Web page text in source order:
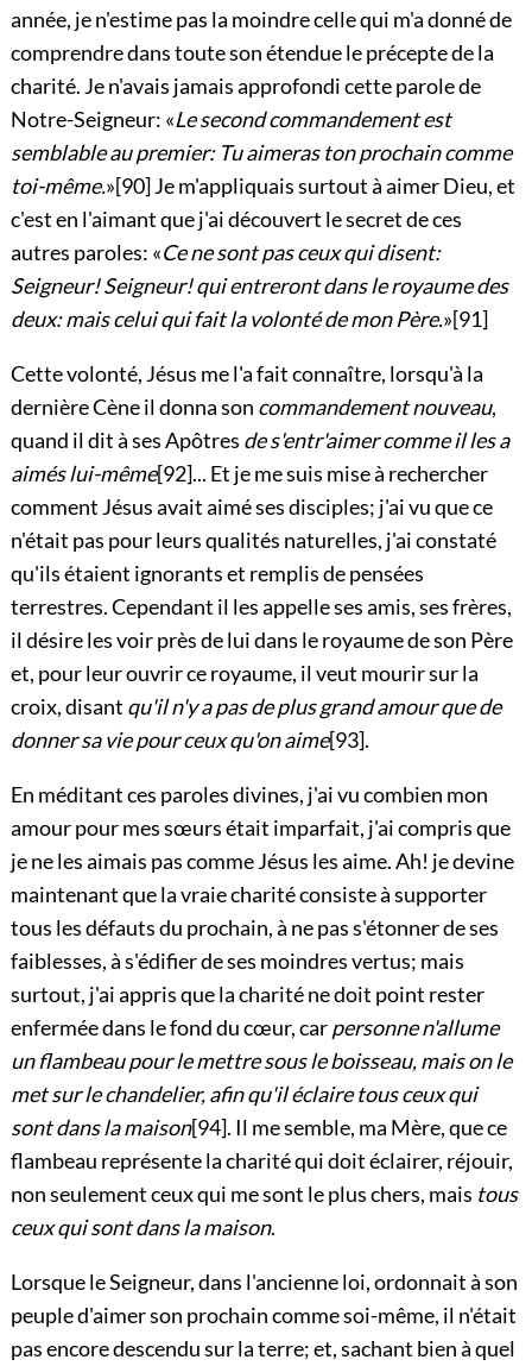
année, je n'estime pas la moindre celle qui m'a donné de
comprendre dans toute son étendue le précepte de la
charité. Je n'avais jamais approfondi cette parole de
Notre-Seigneur: «Le second commandement est
semblable au premier: Tu aimeras ton prochain comme
toi-même.»[90]Je m'appliquais surtout à aimer Dieu, et
c'est en l'aimant que j'ai découvert le secret de ces
autres paroles: «Ce ne sont pas ceux qui disent:
Seigneur! Seigneur! qui entreront dans le royaume des
deux: mais celui qui fait la volonté de mon Père.»[91]
Cette volonté, Jésus me l'a fait connaître, lorsqu'à la
dernière Cène il donna son commandement nouveau,
quand il dit à ses Apôtres de s'entr'aimer comme il les a
aimés lui-même[92]... Et je me suis mise à rechercher
comment Jésus avait aimé ses disciples; j'ai vu que ce
n'était pas pour leurs qualités naturelles, j'ai constaté
qu'ils étaient ignorants et remplis de pensées
terrestres. Cependant il les appelle ses amis, ses frères,
il désire les voir près de lui dans le royaume de son Père
et, pour leur ouvrir ce royaume, il veut mourir sur la
croix, disant qu'il n'y a pas de plus grand amour que de
donner sa vie pour ceux qu'on aime[93].
En méditant ces paroles divines, j'ai vu combien mon
amour pour mes sœurs était imparfait, j'ai compris que
je ne les aimais pas comme Jésus les aime. Ah! je devine
maintenant que la vraie charité consiste à supporter
tous les défauts du prochain, à ne pas s'étonner de ses
faiblesses, à s'édifier de ses moindres vertus; mais
surtout, j'ai appris que la charité ne doit point rester
enfermée dans le fond du cœur, carpersonne n'allume
un flambeau pour le mettre sous le boisseau, mais on le
met sur le chandelier, afin qu'il éclaire tous ceux qui
sont dans la maison[94]. Il me semble, ma Mère, que ce
flambeau représente la charité qui doit éclairer, réjouir,
non seulement ceux qui me sont le plus chers, mais tous
ceux qui sont dans la maison.
Lorsque le Seigneur, dans l'ancienne loi, ordonnait à son
peuple d'aimer son prochain comme soi-même, il n'était
pas encore descendu sur la terre; et, sachant bien à quel